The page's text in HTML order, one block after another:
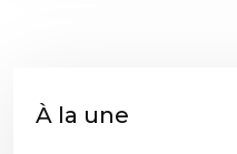
À la une